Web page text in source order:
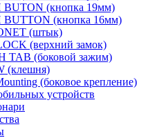
BUTON (кнопка 19мм)
BUTTON (кнопка 16мм)
(штык)
(верхний замок)
TAB (боковой зажим)
(клешня)
(боковое крепление)
устройств